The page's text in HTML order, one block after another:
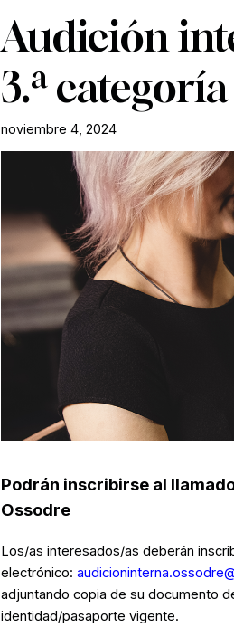
Audición
3.ª categoría
noviembre 4, 2024
Podrán inscribirse al
Ossodre
Los/as interesados/as deberán
electrónico:
adjuntando copia de su documento
identidad/pasaporte vigente.